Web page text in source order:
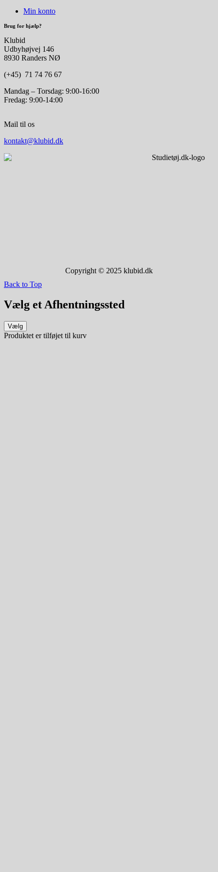
Min konto
Brug for hjælp?
Klubid
Udbyhøjvej 146
8930 Randers NØ
(+45) 71 74 76 67
Mandag – Torsdag: 9:00-16:00
Fredag: 9:00-14:00
Mail til os
kontakt@klubid.dk
Copyright © 2025 klubid.dk
Back to Top
Vælg et Afhentningssted
Vælg
Produktet er tilføjet til kurv